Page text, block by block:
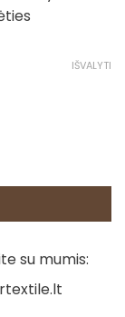
IŠVALYTI
su mumis: